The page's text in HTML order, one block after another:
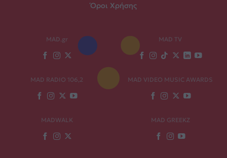
Όροι Χρήσης
MAD.gr MAD TV
MAD RADIO 106,2 MAD VIDEO MUSIC AWARDS
MADWALK MAD GREEKZ